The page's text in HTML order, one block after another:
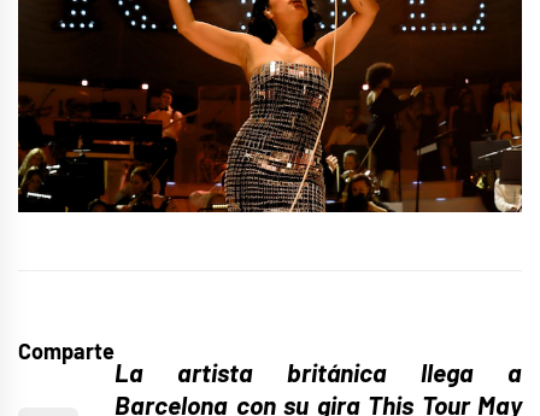
Comparte
La artista británica llega a
Barcelona con su gira This Tour May